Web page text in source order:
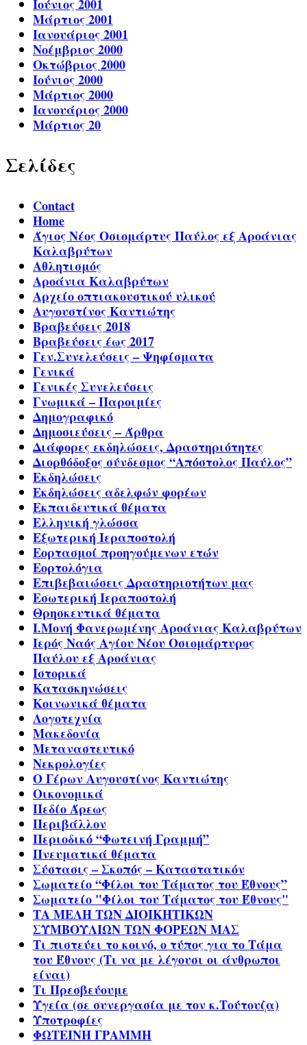
Ιούνιος 2001
Μάρτιος 2001
Ιανουάριος 2001
Νοέμβριος 2000
Οκτώβριος 2000
Ιούνιος 2000
Μάρτιος 2000
Ιανουάριος 2000
Μάρτιος 20
Σελίδες
Contact
Home
Άγιος Νέος Οσιομάρτυς Παύλος εξ Αροάνιας
Καλαβρύτων
Αθλητισμός
Αροάνια Καλαβρύτων
Αρχείο οπτιακουστικού υλικού
Αυγουστίνος Καντιώτης
Βραβεύσεις 2018
Βραβεύσεις έως 2017
Γεν.Συνελεύσεις – Ψηφίσματα
Γενικά
Γενικές Συνελεύσεις
Γνωμικά – Παροιμίες
Δημογραφικό
Δημοσιεύσεις – Άρθρα
Διάφορες εκδηλώσεις, Δραστηριότητες
Διορθόδοξος σύνδεσμος “Απόστολος Παύλος”
Εκδηλώσεις
Εκδηλώσεις αδελφών φορέων
Εκπαιδευτικά θέματα
Ελληνική γλώσσα
Εξωτερική Ιεραποστολή
Εορτασμοί προηγούμενων ετών
Εορτολόγια
Επιβεβαιώσεις Δραστηριοτήτων μας
Εσωτερική Ιεραποστολή
Θρησκευτικά θέματα
Ι.Μονή Φανερωμένης Αροάνιας Καλαβρύτων
Ιερός Ναός Αγίου Νέου Οσιομάρτυρος
Παύλου εξ Αροάνιας
Ιστορικά
Κατασκηνώσεις
Κοινωνικά θέματα
Λογοτεχνία
Μακεδονία
Μεταναστευτικό
Νεκρολογίες
Ο Γέρων Αυγουστίνος Καντιώτης
Οικονομικά
Πεδίο Άρεως
Περιβάλλον
Περιοδικό “Φωτεινή Γραμμή”
Πνευματικά θέματα
Σύστασις – Σκοπός – Καταστατικόν
Σωματείο “Φίλοι του Τάματος του Έθνους”
Σωματείο "Φίλοι του Τάματος του Έθνους"
ΤΑ ΜΕΛΗ ΤΩΝ ΔΙΟΙΚΗΤΙΚΩΝ
ΣΥΜΒΟΥΛΙΩΝ ΤΩΝ ΦΟΡΕΩΝ ΜΑΣ
Τι πιστεύει το κοινό, ο τύπος για το Τάμα
του Έθνους (Τι να με λέγουσι οι άνθρωποι
είναι)
Τι Πρεσβεύουμε
Υγεία (σε συνεργασία με τον κ.Τούτουζα)
Υποτροφίες
ΦΩΤΕΙΝΗ ΓΡΑΜΜΗ